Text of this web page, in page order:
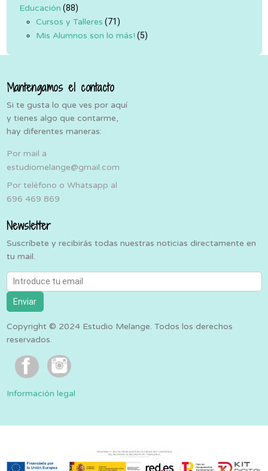
Educación (88)
Cursos y Talleres (71)
Mis Alumnos son lo más! (5)
Mantengamos el contacto
Si te gusta lo que ves por aquí
y tienes algo que contarme,
hay diferentes maneras:
Por mail a
estudiomelange@gmail.com
Por teléfono o Whatsapp al
696 469 869
Newsletter
Suscríbete y recibirás todas nuestras noticias directamente en
tu mail.
Introduce tu email
Enviar
Copyright © 2024 Estudio Melange. Todos los derechos
reservados.
Información legal